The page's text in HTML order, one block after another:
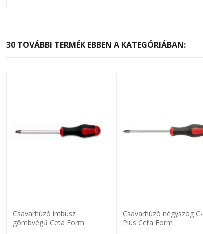
30 TOVÁBBI TERMÉK EBBEN A KATEGÓRIÁBAN:
Csavarhúzó imbusz
gömbvégű Ceta Form
Csavarhúzó négyszög C-
Plus Ceta Form